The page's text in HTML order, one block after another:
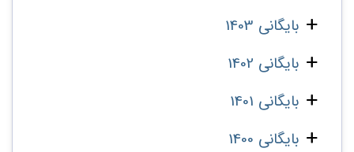
بایگانی 1403
بایگانی 1402
بایگانی 1401
بایگانی 1400